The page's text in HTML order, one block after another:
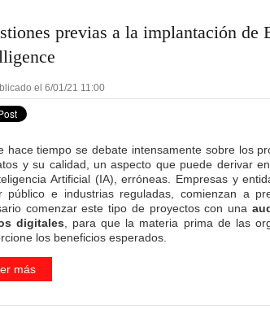
previas a la implantación de
el 6/01/21 11:00
hace tiempo se debate intensamente sobre los
y su calidad, un aspecto que puede derivar
Artificial (IA), erróneas. Empresas y
público e industrias reguladas, comienzan a
comenzar este tipo de proyectos con una
digitales, para que la materia prima de las
los beneficios esperados.
más